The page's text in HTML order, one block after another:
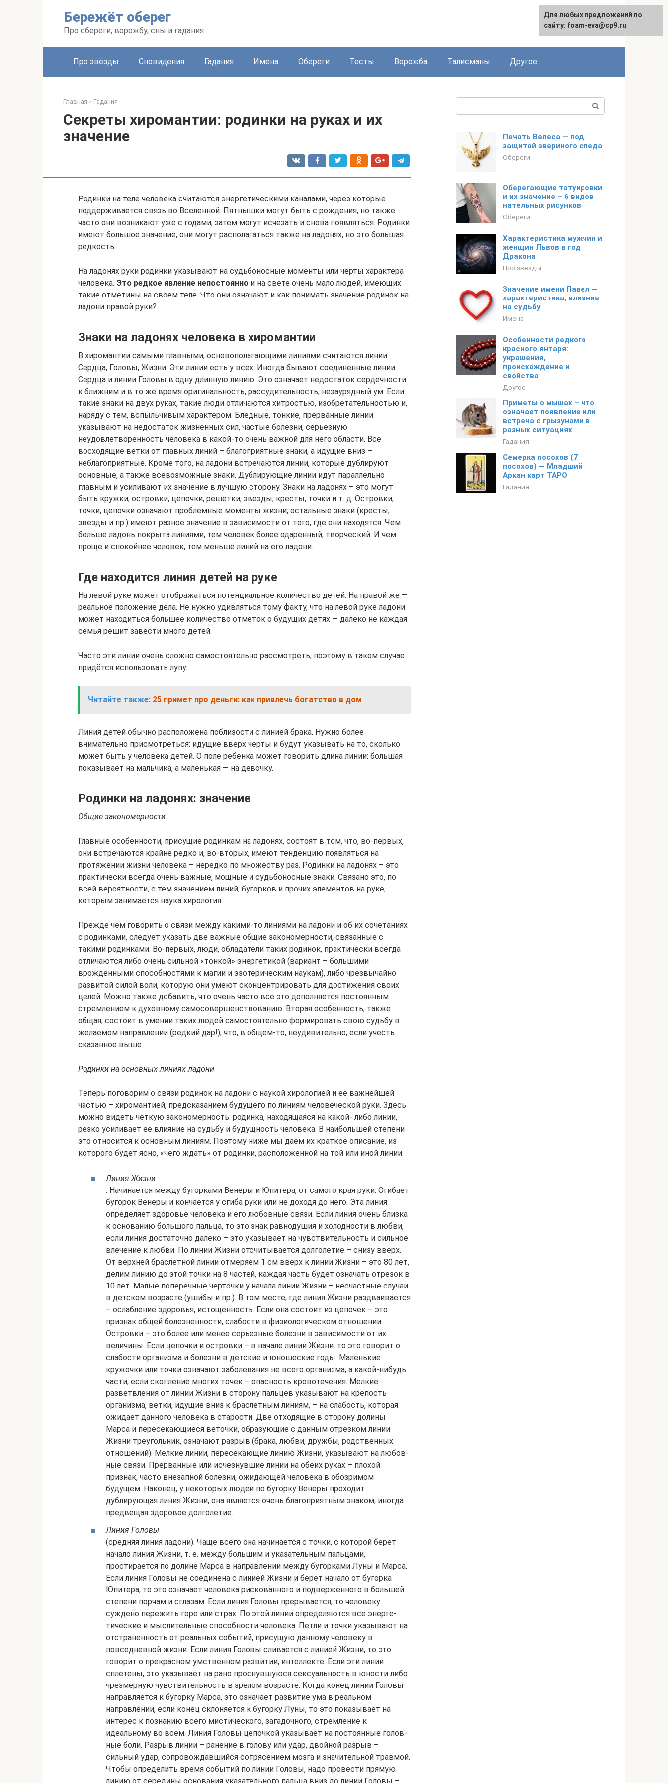
Бережёт оберег
Про обереги, ворожбу, сны и гадания
Про звёзды Сновидения Гадания Имена Обереги Тесты Ворожба Талисманы Другое
Главная » Гадания
Секреты хиромантии: родинки на руках и их
значение
Родинки на теле человека считаются энергетическими каналами, через которые
поддерживается связь во Вселенной. Пятнышки могут быть с рождения, но также
часто они возникают уже с годами, затем могут исчезать и снова появляться. Родинки
имеют большое значение, они могут располагаться также на ладонях, но это большая
редкость.
На ладонях руки родинки указывают на судьбоносные моменты или черты характера
человека. Это редкое явление непостоянно и на свете очень мало людей, имеющих
такие отметины на своем теле. Что они означают и как понимать значение родинок на
ладони правой руки?
Знаки на ладонях человека в хиромантии
В хиромантии самыми главными, основопола­гающими линиями считаются линии
Сердца, Голо­вы, Жизни. Эти линии есть у всех. Иногда бывают соединенные линии
Сердца и линии Головы в одну длинную линию. Это означает недостаток сердеч­ности
к ближним и в то же время оригинальность, рассудительность, незаурядный ум. Если
такие зна­ки на двух руках, такие люди отличаются хитрос­тью, изобретательностью и,
наряду с тем, вспыль­чивым характером. Бледные, тонкие, прерванные линии
указывают на недостаток жизненных сил, частые болезни, серьезную
неудовлетворенность человека в какой-то очень важной для него облас­ти. Все
восходящие ветки от главных линий – бла­гоприятные знаки, а идущие вниз –
неблагопри­ятные. Кроме того, на ладони встречаются линии, которые дублируют
основные, а также всевозмож­ные знаки. Дублирующие линии идут параллельно
главным и усиливают их значение в лучшую сто­рону. Знаки на ладонях – это могут
быть кружки, островки, цепочки, решетки, звезды, кресты, точ­ки и т. д. Островки,
точки, цепочки означают про­блемные моменты жизни; остальные знаки (крес­ты,
звезды и пр.) имеют разное значение в зависи­мости от того, где они находятся. Чем
больше ладонь покрыта линиями, тем человек более одаренный, творческий. И чем
проще и спокойнее человек, тем меньше линий на его ладони.
Где находится линия детей на руке
На левой руке может отображаться потенциальное количество детей. На правой же —
реальное положение дела. Не нужно удивляться тому факту, что на левой руке ладони
может находиться большее количество отметок о будущих детях — далеко не каждая
семья решит завести много детей.
Часто эти линии очень сложно самостоятельно рассмотреть, поэтому в таком случае
придётся использовать лупу.
Читайте также: 25 примет про деньги: как привлечь богатство в дом
Линия детей обычно расположена поблизости с линией брака. Нужно более
внимательно присмотреться: идущие вверх черты и будут указывать на то, сколько
может быть у человека детей. О поле ребёнка может говорить длина линии: большая
показывает на мальчика, а маленькая — на девочку.
Родинки на ладонях: значение
Общие закономерности
Главные особенности, присущие родинкам на ладонях, состоят в том, что, во-первых,
они встре­чаются крайне редко и, во-вторых, имеют тенден­цию появляться на
протяжении жизни человека – нередко по множеству раз. Родинки на ладонях – это
практически всегда очень важные, мощные и судьбоносные знаки. Связано это, по
всей вероят­ности, с тем значением линий, бугорков и прочих элементов на руке,
которым занимается наука хи­рология.
Прежде чем говорить о связи между какими-то линиями на ладони и об их сочетаниях
с родинка­ми, следует указать две важные общие закономер­ности, связанные с
такими родинками. Во-первых, люди, обладатели таких родинок, практически все­гда
отличаются либо очень сильной «тонкой» энер­гетикой (вариант – большими
врожденными спо­собностями к магии и эзотерическим наукам), либо чрезвычайно
развитой силой воли, которую они умеют сконцентрировать для достижения своих
целей. Можно также добавить, что очень часто все это дополняется постоянным
стремлением к духов­ному самосовершенствованию. Вторая особенность, также
общая, состоит в умении таких людей само­стоятельно формировать свою судьбу в
желаемом направлении (редкий дар!), что, в общем-то, неуди­вительно, если учесть
сказанное выше.
Родинки на основных линиях ладони
Теперь поговорим о связи родинок на ладони с наукой хирологией и ее важнейшей
частью – хи­романтией, предсказанием будущего по линиям че­ловеческой руки. Здесь
можно видеть четкую за­кономерность: родинка, находящаяся на какой- либо линии,
резко усиливает ее влияние на судьбу и будущность человека. В наибольшей степени
это относится к основным линиям. Поэтому ниже мы даем их краткое описание, из
которого будет ясно, «чего ждать» от родинки, расположенной на той или иной линии.
Линия Жизни
. Начинается между бугорками Венеры и Юпитера, от самого края руки. Огиба­ет
бугорок Венеры и кончается у сгиба руки или не доходя до него. Эта линия
определяет здоро­вье человека и его любовные связи. Если линия очень близка
к основанию большого пальца, то это знак равнодушия и холодности в любви,
если линия достаточно далеко – это указывает на чувствительность и сильное
влечение к любви. По линии Жизни отсчитывается долголетие – снизу вверх.
От верхней браслетной линии от­меряем 1 см вверх к линии Жизни – это 80 лет,
делим линию до этой точки на 8 частей, каждая часть будет означать отрезок в
10 лет. Малые поперечные черточки у начала линии Жизни – несчастные случаи
в детском возрасте (ушибы и пр.). В том месте, где линия Жизни раздваива­ется
– ослабление здоровья, истощенность. Если она состоит из цепочек – это
признак общей бо­лезненности, слабости в физиологическом отно­шении.
Островки – это более или менее серьез­ные болезни в зависимости от их
величины. Если цепочки и островки – в начале линии Жизни, то это говорит о
слабости организма и болезни в детские и юношеские годы. Маленькие
кружоч­ки или точки означают заболевания не всего организма, а какой-нибудь
части, если скопле­ние многих точек – опасность кровотечения. Мелкие
разветвления от линии Жизни в сторо­ну пальцев указывают на крепость
организма, ветки, идущие вниз к браслетным линиям, – на слабость, которая
ожидает данного человека в старости. Две отходящие в сторону долины
Марса и пересекающиеся веточки, образующие с данным отрезком линии
Жизни треугольник, означают разрыв (брака, любви, дружбы, род­ственных
отношений). Мелкие линии, пересе­кающие линию Жизни, указывают на любов­
ные связи. Прерванные или исчезнувшие линии на обеих руках – плохой
признак, часто вне­запной болезни, ожидающей человека в обозри­мом
будущем. Наконец, у некоторых людей по бугорку Венеры проходит
дублирующая линия Жизни, она является очень благоприятным зна­ком, иногда
предвещая здоровое долголетие.
Линия Головы
(средняя линия ладони). Чаще всего она начинается с точки, с которой берет
начало линия Жизни, т. е. между большим и указательным пальцами,
простирается по до­лине Марса в направлении между бугорками Луны и Марса.
Если линия Головы не соедине­на с линией Жизни и берет начало от бугорка
Юпитера, то это означает человека рискован­ного и подверженного в большей
степени пор­чам и сглазам. Если линия Головы прерывает­ся, то человеку
суждено пережить горе или страх. По этой линии определяются все энерге­
тические и мыслительные способности челове­ка. Петли и точки указывают на
отстраненность от реальных событий, присущую данному чело­веку в
повседневной жизни. Если линия Голо­вы сливается с линией Жизни, то это
говорит о прекрасном умственном развитии, интеллекте. Если эти линии
сплетены, это указывает на рано проснувшуюся сексуальность в юности либо
чрезмерную чувствительность в зрелом возрас­те. Когда конец линии Головы
направляется к бугорку Марса, это означает развитие ума в ре­альном
направлении, если конец склоняется к бугорку Луны, то это показывает на
интерес к познанию всего мистического, загадочного, стремление к
идеальному во всем. Линия Голо­вы цепочкой указывает на постоянные голов­
ные боли. Разрыв линии – ранение в голову или удар, двойной разрыв –
сильный удар, сопро­вождавшийся сотрясением мозга и значитель­ной травмой.
Чтобы определить время событий по линии Головы, надо провести прямую
линию от середины основания указательного пальца вниз до линии Головы –
Печать Велеса — под
защитой звериного следа
Обереги
Оберегающие татуировки
и их значение – 6 видов
нательных рисунков
Обереги
Характеристика мужчин и
женщин Львов в год
Дракона
Про звёзды
Значение имени Павел —
характеристика, влияние
на судьбу
Имена
Особенности редкого
красного янтаря:
украшения,
происхождение и
свойства
Другое
Приметы о мышах – что
означает появление или
встреча с грызунами в
разных ситуациях
Гадания
Семерка посохов (7
посохов) — Младший
Аркан карт ТАРО
Гадания
Для любых предложений по
сайту: foam-eva@cp9.ru